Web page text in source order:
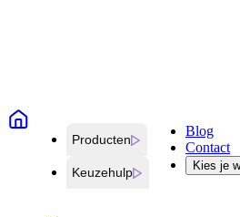
Producten
Keuzehulp
Blog
Contact
Kies je